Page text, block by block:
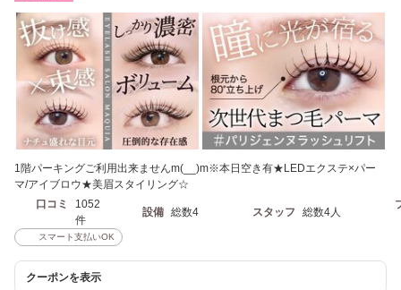
1階パーキングご利用出来ませんm(__)m※本日空き有★LEDエクステ×パー
マ/アイブロウ★美眉スタイリング☆
口コミ
1052
件
設備 総数4 スタッフ 総数4人
スマート支払いOK
クーポンを表示